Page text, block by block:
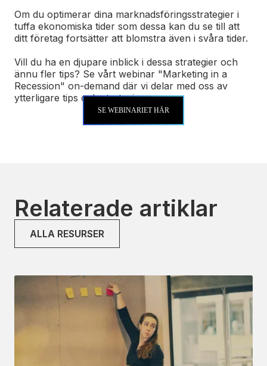
Om du optimerar dina marknadsföringsstrategier i
tuffa ekonomiska tider som dessa kan du se till att
ditt företag fortsätter att blomstra även i svåra tider.
Vill du ha en djupare inblick i dessa strategier och
ännu fler tips? Se vårt webinar "Marketing in a
Recession" on-demand där vi delar med oss av
ytterligare tips och strategier
SE WEBINARIET HÄR
Relaterade artiklar
ALLA RESURSER